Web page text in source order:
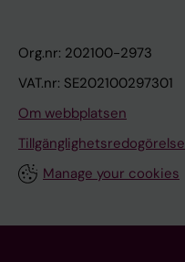
Org.nr: 202100-2973
VAT.nr: SE202100297301
Om webbplatsen
Tillgänglighetsredogörelse
Manage your cookies